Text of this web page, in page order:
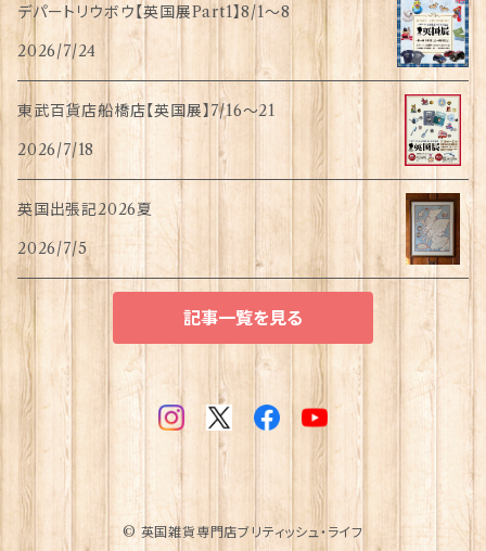
デパートリウボウ【英国展Part1】8/1〜8
2026/7/24
東武百貨店船橋店【英国展】7/16～21
2026/7/18
英国出張記2026夏
2026/7/5
記事一覧を見る
© 英国雑貨専門店ブリティッシュ・ライフ